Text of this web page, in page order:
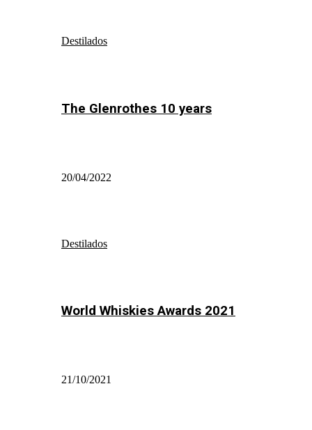
Destilados
The Glenrothes 10 years
20/04/2022
Destilados
World Whiskies Awards 2021
21/10/2021